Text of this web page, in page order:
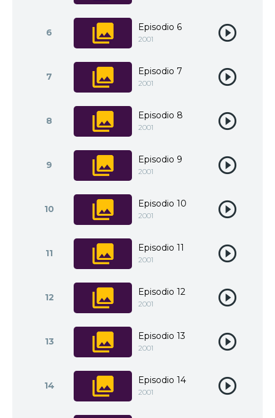
6 Episodio 6
2001
7 Episodio 7
2001
8 Episodio 8
2001
9 Episodio 9
2001
10 Episodio 10
2001
11 Episodio 11
2001
12 Episodio 12
2001
13 Episodio 13
2001
14 Episodio 14
2001